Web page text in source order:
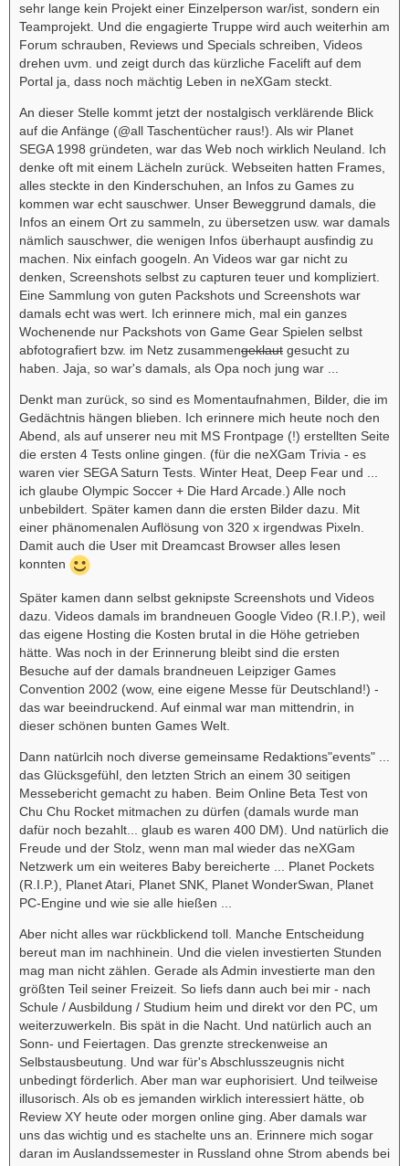
sehr lange kein Projekt einer Einzelperson war/ist, sondern ein
Teamprojekt. Und die engagierte Truppe wird auch weiterhin am
Forum schrauben, Reviews und Specials schreiben, Videos
drehen uvm. und zeigt durch das kürzliche Facelift auf dem
Portal ja, dass noch mächtig Leben in neXGam steckt.
An dieser Stelle kommt jetzt der nostalgisch verklärende Blick
auf die Anfänge (@all Taschentücher raus!). Als wir Planet
SEGA 1998 gründeten, war das Web noch wirklich Neuland. Ich
denke oft mit einem Lächeln zurück. Webseiten hatten Frames,
alles steckte in den Kinderschuhen, an Infos zu Games zu
kommen war echt sauschwer. Unser Beweggrund damals, die
Infos an einem Ort zu sammeln, zu übersetzen usw. war damals
nämlich sauschwer, die wenigen Infos überhaupt ausfindig zu
machen. Nix einfach googeln. An Videos war gar nicht zu
denken, Screenshots selbst zu capturen teuer und kompliziert.
Eine Sammlung von guten Packshots und Screenshots war
damals echt was wert. Ich erinnere mich, mal ein ganzes
Wochenende nur Packshots von Game Gear Spielen selbst
abfotografiert bzw. im Netz zusammengeklaut gesucht zu
haben. Jaja, so war's damals, als Opa noch jung war ...
Denkt man zurück, so sind es Momentaufnahmen, Bilder, die im
Gedächtnis hängen blieben. Ich erinnere mich heute noch den
Abend, als auf unserer neu mit MS Frontpage (!) erstellten Seite
die ersten 4 Tests online gingen. (für die neXGam Trivia - es
waren vier SEGA Saturn Tests. Winter Heat, Deep Fear und ...
ich glaube Olympic Soccer + Die Hard Arcade.) Alle noch
unbebildert. Später kamen dann die ersten Bilder dazu. Mit
einer phänomenalen Auflösung von 320 x irgendwas Pixeln.
Damit auch die User mit Dreamcast Browser alles lesen
konnten
Später kamen dann selbst geknipste Screenshots und Videos
dazu. Videos damals im brandneuen Google Video (R.I.P.), weil
das eigene Hosting die Kosten brutal in die Höhe getrieben
hätte. Was noch in der Erinnerung bleibt sind die ersten
Besuche auf der damals brandneuen Leipziger Games
Convention 2002 (wow, eine eigene Messe für Deutschland!) -
das war beeindruckend. Auf einmal war man mittendrin, in
dieser schönen bunten Games Welt.
Dann natürlcih noch diverse gemeinsame Redaktions"events" ...
das Glücksgefühl, den letzten Strich an einem 30 seitigen
Messebericht gemacht zu haben. Beim Online Beta Test von
Chu Chu Rocket mitmachen zu dürfen (damals wurde man
dafür noch bezahlt... glaub es waren 400 DM). Und natürlich die
Freude und der Stolz, wenn man mal wieder das neXGam
Netzwerk um ein weiteres Baby bereicherte ... Planet Pockets
(R.I.P.), Planet Atari, Planet SNK, Planet WonderSwan, Planet
PC-Engine und wie sie alle hießen ...
Aber nicht alles war rückblickend toll. Manche Entscheidung
bereut man im nachhinein. Und die vielen investierten Stunden
mag man nicht zählen. Gerade als Admin investierte man den
größten Teil seiner Freizeit. So liefs dann auch bei mir - nach
Schule / Ausbildung / Studium heim und direkt vor den PC, um
weiterzuwerkeln. Bis spät in die Nacht. Und natürlich auch an
Sonn- und Feiertagen. Das grenzte streckenweise an
Selbstausbeutung. Und war für's Abschlusszeugnis nicht
unbedingt förderlich. Aber man war euphorisiert. Und teilweise
illusorisch. Als ob es jemanden wirklich interessiert hätte, ob
Review XY heute oder morgen online ging. Aber damals war
uns das wichtig und es stachelte uns an. Erinnere mich sogar
daran im Auslandssemester in Russland ohne Strom abends bei